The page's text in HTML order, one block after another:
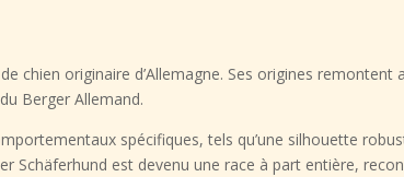
chien originaire d’Allemagne. Ses origines remontent
Berger Allemand.
spécifiques, tels qu’une silhouette
Schäferhund est devenu une race à part entière,